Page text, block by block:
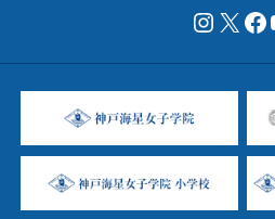
X Facebookページ